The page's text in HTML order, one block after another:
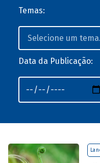
Temas:
Data da Publicação: